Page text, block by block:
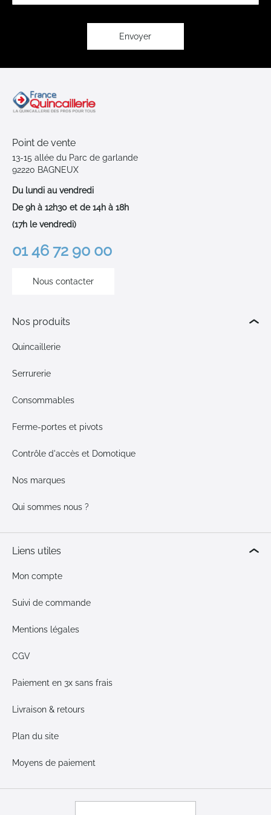
Envoyer
Point de vente
13-15 allée du Parc de garlande
92220 BAGNEUX
Du lundi au vendredi
De 9h à 12h30 et de 14h à 18h
(17h le vendredi)
01 46 72 90 00
Nous contacter
Nos produits
Quincaillerie
Serrurerie
Consommables
Ferme-portes et pivots
Contrôle d'accès et Domotique
Nos marques
Qui sommes nous ?
Liens utiles
Mon compte
Suivi de commande
Mentions légales
CGV
Paiement en 3x sans frais
Livraison & retours
Plan du site
Moyens de paiement